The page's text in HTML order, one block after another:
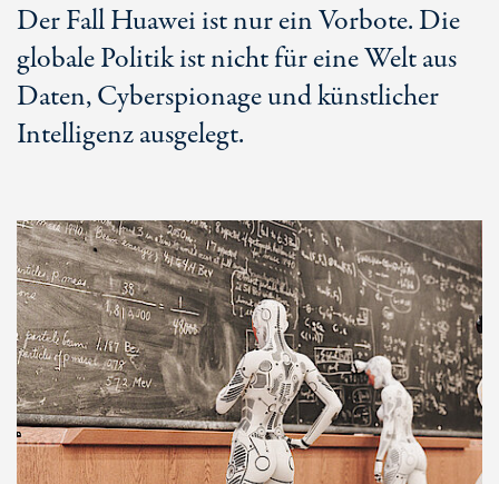
Der Fall Huawei ist nur ein Vorbote. Die
globale Politik ist nicht für eine Welt aus
Daten, Cyberspionage und künstlicher
Intelligenz ausgelegt.